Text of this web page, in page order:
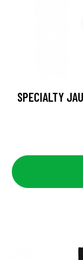
SPECIALTY